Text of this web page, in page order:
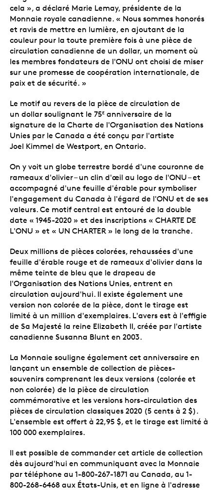
cela », a déclaré Marie Lemay, présidente de la
Monnaie royale canadienne. « Nous sommes honorés
et ravis de mettre en lumière, en ajoutant de la
couleur pour la toute première fois à une pièce de
circulation canadienne de un dollar, un moment où
les membres fondateurs de l'ONU ont choisi de miser
sur une promesse de coopération internationale, de
paix et de sécurité. »
Le motif au revers de la pièce de circulation de
un dollar soulignant le 75E anniversaire de la
signature de la Charte de l'Organisation des Nations
Unies par le Canada a été conçu par l'artiste
Joel Kimmel de Westport, en Ontario.
On y voit un globe terrestre bordé d'une couronne de
rameaux d'olivier – un clin d'œil au logo de l'ONU – et
accompagné d'une feuille d'érable pour symboliser
l'engagement du Canada à l'égard de l'ONU et de ses
valeurs. Ce motif central est entouré de la double
date « 1945-2020 » et des inscriptions « CHARTE DE
L'ONU » et « UN CHARTER » le long de la tranche.
Deux millions de pièces colorées, rehaussées d'une
feuille d'érable rouge et de rameaux d'olivier dans la
même teinte de bleu que le drapeau de
l'Organisation des Nations Unies, entrent en
circulation aujourd'hui. Il existe également une
version non colorée de la pièce, dont le tirage est
limité à un million d'exemplaires. L'avers est à l'effigie
de Sa Majesté la reine Elizabeth II, créée par l'artiste
canadienne Susanna Blunt en 2003.
La Monnaie souligne également cet anniversaire en
lançant un ensemble de collection de pièces-
souvenirs comprenant les deux versions (colorée et
non colorée) de la pièce de circulation
commémorative et les versions hors-circulation des
pièces de circulation classiques 2020 (5 cents à 2 $).
L'ensemble est offert à 22,95 $, et le tirage est limité à
100 000 exemplaires.
Il est possible de commander cet article de collection
dès aujourd'hui en communiquant avec la Monnaie
par téléphone au 1-800-267-1871 au Canada, au 1-
800-268-6468 aux États-Unis, et en ligne à l'adresse